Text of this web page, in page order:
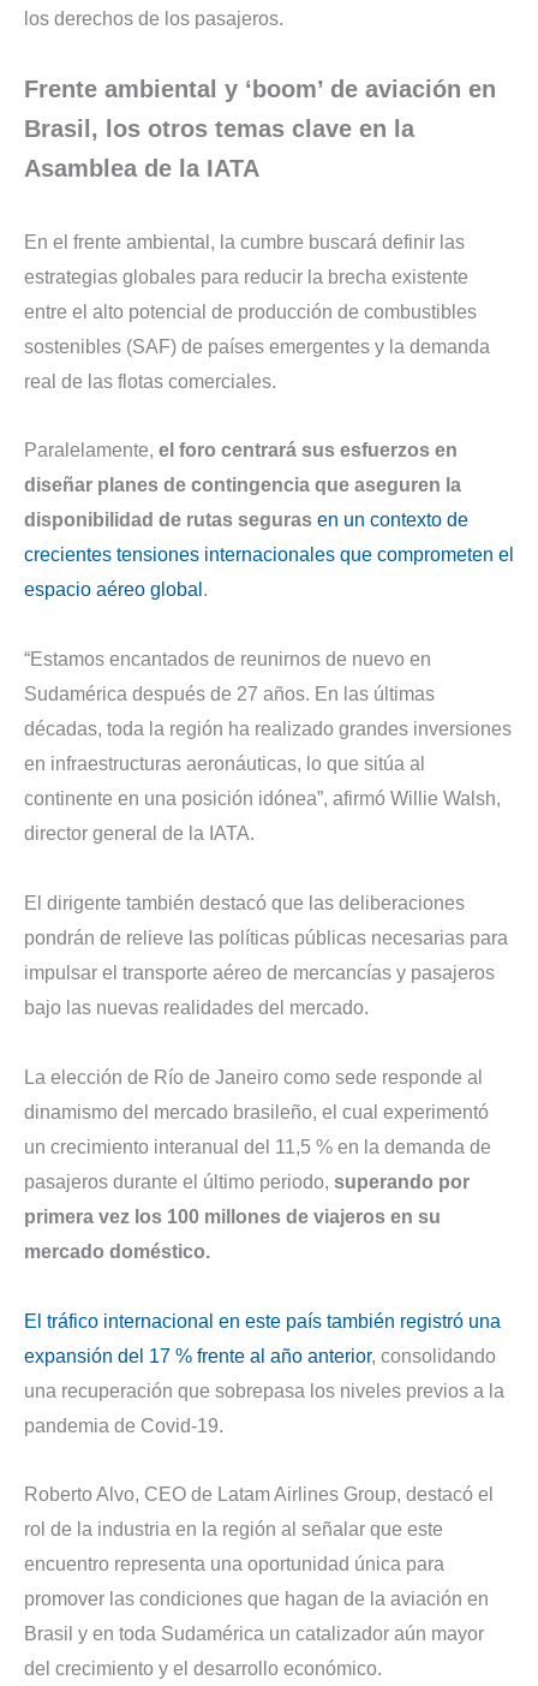
los derechos de los pasajeros.
Frente ambiental y ‘boom’ de aviación en
Brasil, los otros temas clave en la
Asamblea de la IATA
En el frente ambiental, la cumbre buscará definir las
estrategias globales para reducir la brecha existente
entre el alto potencial de producción de combustibles
sostenibles (SAF) de países emergentes y la demanda
real de las flotas comerciales.
Paralelamente, el foro centrará sus esfuerzos en
diseñar planes de contingencia que aseguren la
disponibilidad de rutas seguras en un contexto de
crecientes tensiones internacionales que comprometen el
espacio aéreo global .
“Estamos encantados de reunirnos de nuevo en
Sudamérica después de 27 años. En las últimas
décadas, toda la región ha realizado grandes inversiones
en infraestructuras aeronáuticas, lo que sitúa al
continente en una posición idónea”, afirmó Willie Walsh,
director general de la IATA.
El dirigente también destacó que las deliberaciones
pondrán de relieve las políticas públicas necesarias para
impulsar el transporte aéreo de mercancías y pasajeros
bajo las nuevas realidades del mercado.
La elección de Río de Janeiro como sede responde al
dinamismo del mercado brasileño, el cual experimentó
un crecimiento interanual del 11,5 % en la demanda de
pasajeros durante el último periodo, superando por
primera vez los 100 millones de viajeros en su
mercado doméstico.
El tráfico internacional en este país también registró una
expansión del 17 % frente al año anterior, consolidando
una recuperación que sobrepasa los niveles previos a la
pandemia de Covid-19.
Roberto Alvo, CEO de Latam Airlines Group, destacó el
rol de la industria en la región al señalar que este
encuentro representa una oportunidad única para
promover las condiciones que hagan de la aviación en
Brasil y en toda Sudamérica un catalizador aún mayor
del crecimiento y el desarrollo económico.